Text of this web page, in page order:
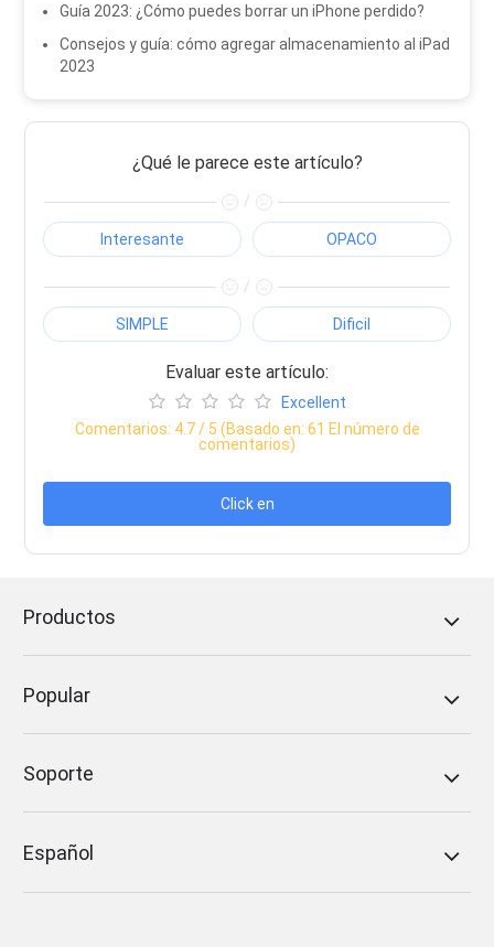
Guía 2023: ¿Cómo puedes borrar un iPhone perdido?
Consejos y guía: cómo agregar almacenamiento al iPad
2023
¿Qué le parece este artículo?
/
Interesante OPACO
/
SIMPLE Dificil
Evaluar este artículo:
Excellent
Comentarios: 4.7/ 5 (Basado en: 61 El número de
comentarios)
Click en
Productos
Popular
Soporte
Español